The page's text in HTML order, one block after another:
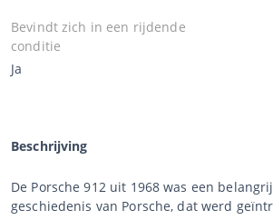
Bevindt zich in een rijdende
conditie
Ja
Beschrijving
De Porsche 912 uit 1968 was een
geschiedenis van Porsche, dat werd